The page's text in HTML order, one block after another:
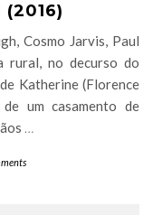
(2016)
Cosmo Jarvis, Paul
rural, no decurso do
Katherine (Florence
um casamento de
…